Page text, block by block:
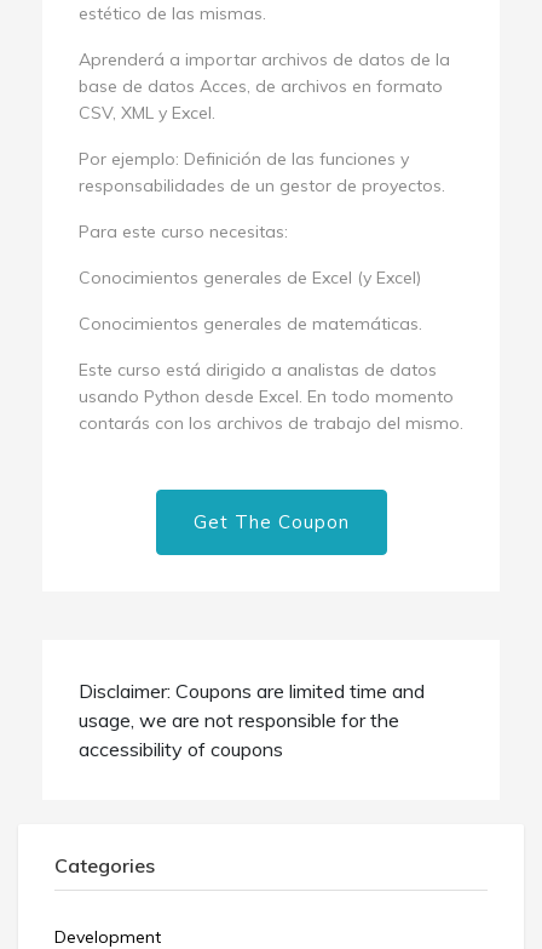
estético de las mismas.
Aprenderá a importar archivos de datos de la
base de datos Acces, de archivos en formato
CSV, XML y Excel.
Por ejemplo: Definición de las funciones y
responsabilidades de un gestor de proyectos.
Para este curso necesitas:
Conocimientos generales de Excel (y Excel)
Conocimientos generales de matemáticas.
Este curso está dirigido a analistas de datos
usando Python desde Excel. En todo momento
contarás con los archivos de trabajo del mismo.
Get The Coupon
Disclaimer: Coupons are limited time and
usage, we are not responsible for the
accessibility of coupons
Categories
Development